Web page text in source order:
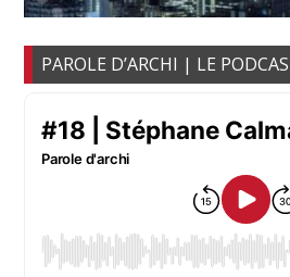
PAROLE D’ARCHI | LE